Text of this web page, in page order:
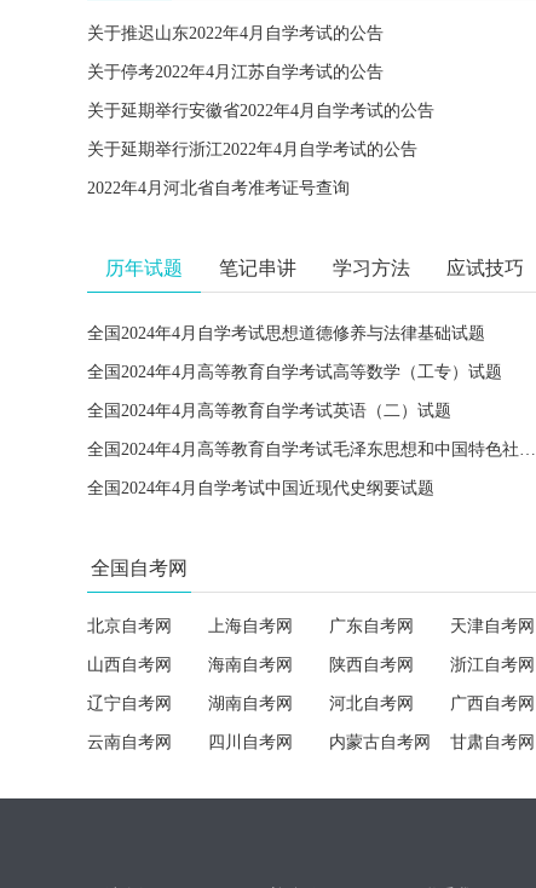
关于推迟山东2022年4月自学考试的公告
关于停考2022年4月江苏自学考试的公告
关于延期举行安徽省2022年4月自学考试的公告
关于延期举行浙江2022年4月自学考试的公告
2022年4月河北省自考准考证号查询
历年试题 笔记串讲 学习方法 应试技巧
全国2024年4月自学考试思想道德修养与法律基础试题
全国2024年4月高等教育自学考试高等数学（工专）试题
全国2024年4月高等教育自学考试英语（二）试题
全国2024年4月高等教育自学考试毛泽东思想和中国特色社会主义理论体系概论试题
全国2024年4月自学考试中国近现代史纲要试题
全国自考网
北京自考网 上海自考网 广东自考网 天津自考网
山西自考网 海南自考网 陕西自考网 浙江自考网
辽宁自考网 湖南自考网 河北自考网 广西自考网
云南自考网 四川自考网 内蒙古自考网 甘肃自考网